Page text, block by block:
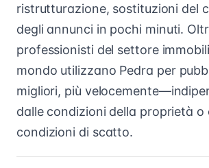
ristrutturazione, sostituzioni del
degli annunci in pochi minuti.
professionisti del settore
mondo utilizzano Pedra per
migliori, più
dalle condizioni della proprietà o
condizioni di scatto.